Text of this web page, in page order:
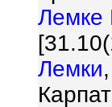
Лемке
Лемки